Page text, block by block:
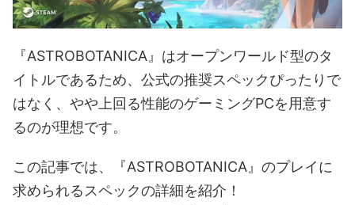
『ASTROBOTANICA』はオープンワールド型のタ
イトルであるため、公式の推奨スペックぴったりで
はなく、やや上回る性能のゲーミングPCを用意す
るのが理想です。
この記事では、『ASTROBOTANICA』のプレイに
求められるスペックの詳細を紹介！